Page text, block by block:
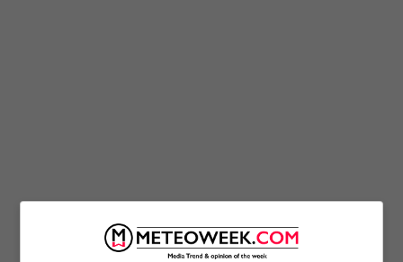
Da quanto riportato dal quotidiano triestino,